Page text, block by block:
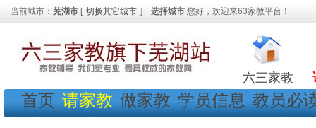
当前城市： 芜湖市 [ 切换其它城市 ] 选择城市 您好，欢迎来63家教平台！
六三家教
首页 请家教 做家教 学员信息 教员必